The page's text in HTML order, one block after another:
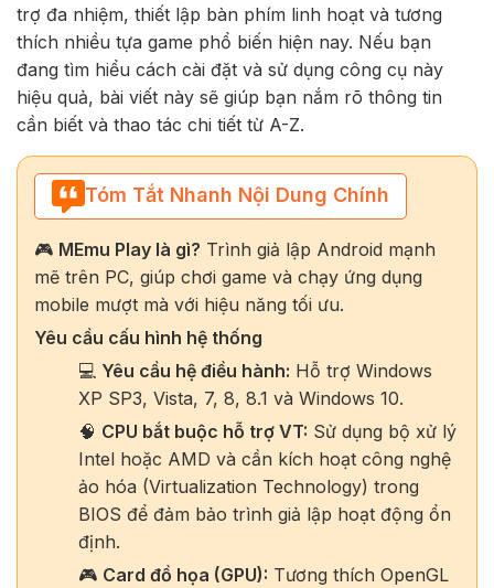
trợ đa nhiệm, thiết lập bàn phím linh hoạt và tương
thích nhiều tựa game phổ biến hiện nay. Nếu bạn
đang tìm hiểu cách cài đặt và sử dụng công cụ này
hiệu quả, bài viết này sẽ giúp bạn nắm rõ thông tin
cần biết và thao tác chi tiết từ A-Z.
Tóm Tắt Nhanh Nội Dung Chính
🎮 MEmu Play là gì? Trình giả lập Android mạnh
mẽ trên PC, giúp chơi game và chạy ứng dụng
mobile mượt mà với hiệu năng tối ưu.
Yêu cầu cấu hình hệ thống
💻 Yêu cầu hệ điều hành: Hỗ trợ Windows
XP SP3, Vista, 7, 8, 8.1 và Windows 10.
🧠 CPU bắt buộc hỗ trợ VT: Sử dụng bộ xử lý
Intel hoặc AMD và cần kích hoạt công nghệ
ảo hóa (Virtualization Technology) trong
BIOS để đảm bảo trình giả lập hoạt động ổn
định.
🎮 Card đồ họa (GPU): Tương thích OpenGL